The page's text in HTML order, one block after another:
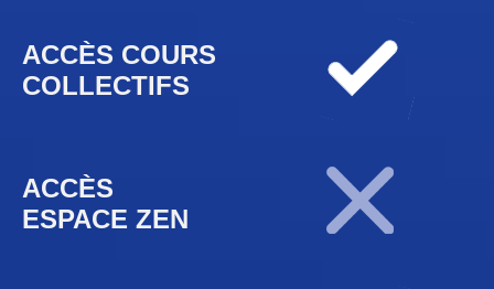
ACCÈS COURS
COLLECTIFS
ACCÈS
ESPACE ZEN